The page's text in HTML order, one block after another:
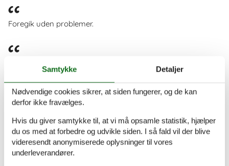
Foregik uden problemer.
Indtil videre absolut problemfrit.
Book dit sommerhus nu
Book dit sommerhus nu og få en fantastisk ferie
Samtykke Detaljer
Nødvendige cookies sikrer, at siden fungerer, og de kan
derfor ikke fravælges.
Hvis du giver samtykke til, at vi må opsamle statistik, hjælper
du os med at forbedre og udvikle siden. I så fald vil der blive
videresendt anonymiserede oplysninger til vores
underleverandører.